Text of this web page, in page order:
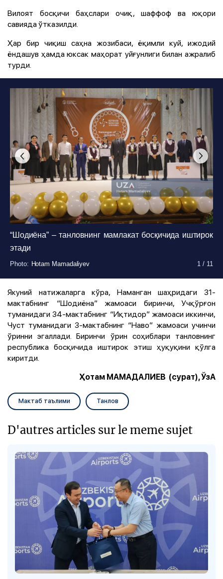
Вилоят босқичи баҳслари очиқ, шаффоф ва юқори
савияда ўтказилди.
Ҳар бир чиқиш саҳна жозибаси, ёқимли куй, ижодий
ёндашув ҳамда юксак маҳорат уйғунлиги билан ажралиб
турди.
“Шодиёна” – танловнинг мамлакат босқичида иштирок
этади
Photo: Hotam Mamadaliyev 1 / 11
Photo: Hotam Mamadaliyev 1 / 11
Photo: Hotam Mamadaliyev 1 / 11
Photo: Hotam Mamadaliyev 1 / 11
Photo: Hotam Mamadaliyev 1 / 11
Photo: Hotam Mamadaliyev 1 / 11
Photo: Hotam Mamadaliyev 1 / 11
Photo: Hotam Mamadaliyev 1 / 11
Photo: Hotam Mamadaliyev 1 / 11
Photo: Hotam Mamadaliyev 1 / 11
Photo: Hotam Mamadaliyev 1 / 11
Якуний натижаларга кўра, Наманган шаҳридаги 31-
мактабнинг “Шодиёна” жамоаси биринчи, Учқўрғон
туманидаги 34-мактабнинг “Иқтидор” жамоаси иккинчи,
Чуст туманидаги 3-мактабнинг “Наво” жамоаси учинчи
ўринни эгаллади. Биринчи ўрин соҳиблари танловнинг
республика босқичида иштирок этиш ҳуқуқини қўлга
киритди.
Ҳотам МАМАДАЛИЕВ (сурат), ЎзА
Мактаб таълими Танлов
D'autres articles sur le meme sujet